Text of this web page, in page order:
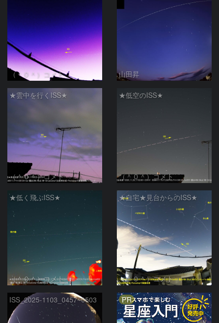
（＾０＾）コメト 山田昇
★雲中を行くISS★
（＾０＾）コメト
★低空のISS★
（＾０＾）コメト
★低く飛ぶISS★
（＾０＾）コメト
★自宅★見台からのISS★
（＾０＾）コメト
ISS_2025-1103_0457~0503 PR